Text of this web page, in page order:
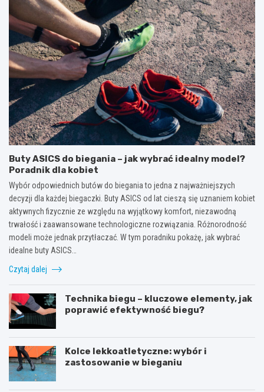
Buty ASICS do biegania – jak wybrać idealny model?
Poradnik dla kobiet
Wybór odpowiednich butów do biegania to jedna z najważniejszych
decyzji dla każdej biegaczki. Buty ASICS od lat cieszą się uznaniem kobiet
aktywnych fizycznie ze względu na wyjątkowy komfort, niezawodną
trwałość i zaawansowane technologiczne rozwiązania. Różnorodność
modeli może jednak przytłaczać. W tym poradniku pokażę, jak wybrać
idealne buty ASICS…
Czytaj dalej
Technika biegu – kluczowe elementy, jak
poprawić efektywność biegu?
Kolce lekkoatletyczne: wybór i
zastosowanie w bieganiu